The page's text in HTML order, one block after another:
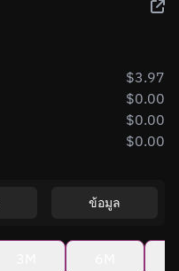
$3.97
$0.00
$0.00
$0.00
ข้อมูล